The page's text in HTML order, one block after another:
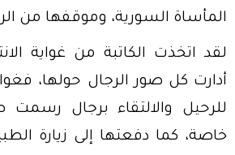
المأساة السورية، وموقفها من
لقد اتخذت الكاتبة من غواية
أدارت كل صور الرجال حولها،
للرحيل والالتقاء برجال
خاصة، كما دفعتها إلى زيارة